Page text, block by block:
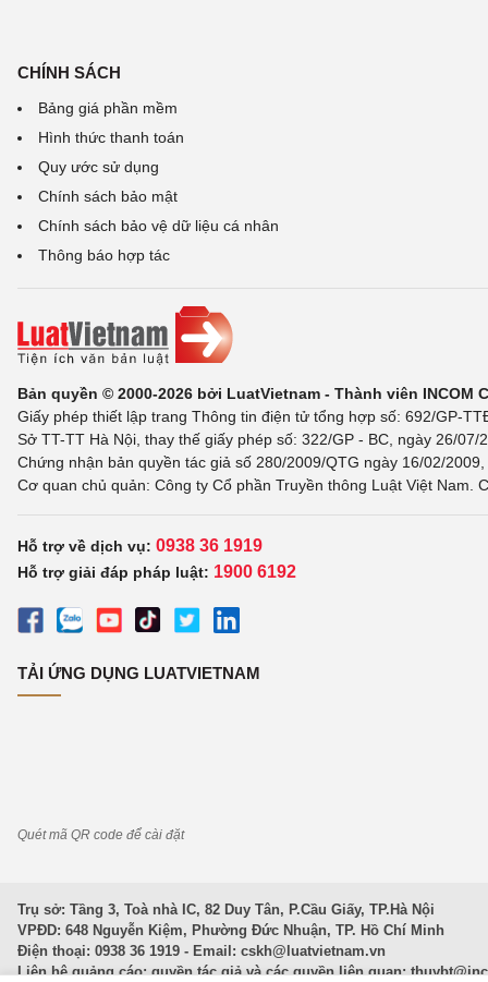
CHÍNH SÁCH
Bảng giá phần mềm
Hình thức thanh toán
Quy ước sử dụng
Chính sách bảo mật
Chính sách bảo vệ dữ liệu cá nhân
Thông báo hợp tác
Bản quyền © 2000-2026 bởi LuatVietnam - Thành viên INCOM
Giấy phép thiết lập trang Thông tin điện tử tổng hợp số: 692/GP-
Sở TT-TT Hà Nội, thay thế giấy phép số: 322/GP - BC, ngày 26/
Chứng nhận bản quyền tác giả số 280/2009/QTG ngày 16/02/
Cơ quan chủ quản: Công ty Cổ phần Truyền thông Luật Việt Nam.
Hỗ trợ về dịch vụ: 0938 36 1919
Hỗ trợ giải đáp pháp luật: 1900 6192
TẢI ỨNG DỤNG LUATVIETNAM
Quét mã QR code để cài đặt
Trụ sở: Tầng 3, Toà nhà IC, 82 Duy Tân, P.Cầu Giấy, TP.Hà Nội
VPĐD: 648 Nguyễn Kiệm, Phường Đức Nhuận, TP. Hồ Chí Minh
Điện thoại: 0938 36 1919 - Email: cskh@luatvietnam.vn
Liên hệ quảng cáo; quyền tác giả và các quyền liên quan: